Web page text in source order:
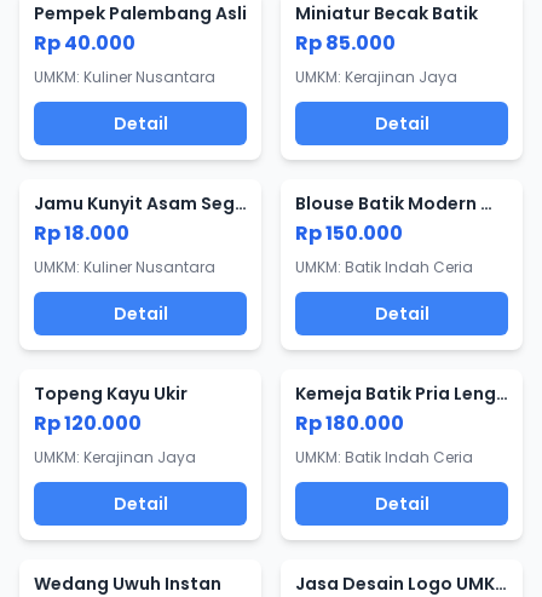
Pempek Palembang Asli
Rp 40.000
UMKM: Kuliner Nusantara
Detail
Miniatur Becak Batik
Rp 85.000
UMKM: Kerajinan Jaya
Detail
Jamu Kunyit Asam Segar
Rp 18.000
UMKM: Kuliner Nusantara
Detail
Blouse Batik Modern Wanita
Rp 150.000
UMKM: Batik Indah Ceria
Detail
Topeng Kayu Ukir
Rp 120.000
UMKM: Kerajinan Jaya
Detail
Kemeja Batik Pria Lengan Panjang
Rp 180.000
UMKM: Batik Indah Ceria
Detail
Wedang Uwuh Instan Jasa Desain Logo UMKM